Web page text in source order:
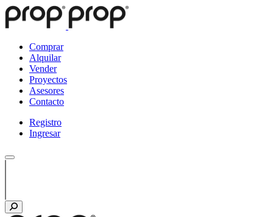
Comprar
Alquilar
Vender
Proyectos
Asesores
Contacto
Registro
Ingresar